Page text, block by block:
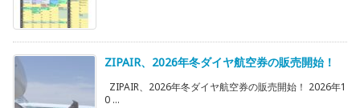
ZIPAIR、2026年冬ダイヤ航空券の販売開始！
ZIPAIR、2026年冬ダイヤ航空券の販売開始！ 2026年1
0 ...